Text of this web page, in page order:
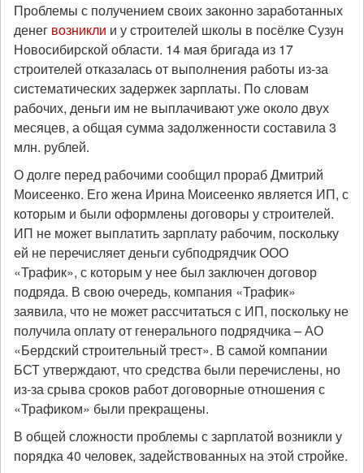
Проблемы с получением своих законно заработанных
денег возникли и у строителей школы в посёлке Сузун
Новосибирской области. 14 мая бригада из 17
строителей отказалась от выполнения работы из-за
систематических задержек зарплаты. По словам
рабочих, деньги им не выплачивают уже около двух
месяцев, а общая сумма задолженности составила 3
млн. рублей.
О долге перед рабочими сообщил прораб Дмитрий
Моисеенко. Его жена Ирина Моисеенко является ИП, с
которым и были оформлены договоры у строителей.
ИП не может выплатить зарплату рабочим, поскольку
ей не перечисляет деньги субподрядчик ООО
«Трафик», с которым у нее был заключен договор
подряда. В свою очередь, компания «Трафик»
заявила, что не может рассчитаться с ИП, поскольку не
получила оплату от генерального подрядчика – АО
«Бердский строительный трест». В самой компании
БСТ утверждают, что средства были перечислены, но
из-за срыва сроков работ договорные отношения с
«Трафиком» были прекращены.
В общей сложности проблемы с зарплатой возникли у
порядка 40 человек, задействованных на этой стройке.